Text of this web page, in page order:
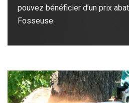
pouvez bénéficier d’un prix
Fosseuse.